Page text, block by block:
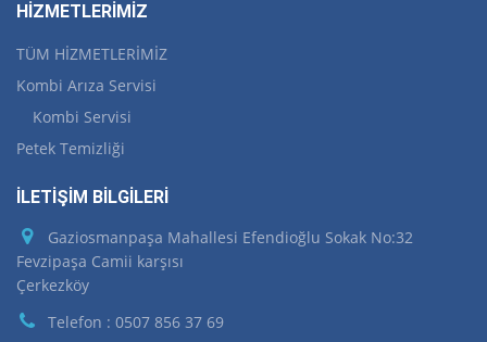
HİZMETLERİMİZ
TÜM HİZMETLERİMİZ
Kombi Arıza Servisi
Kombi Servisi
Petek Temizliği
İLETİŞİM BİLGİLERİ
Gaziosmanpaşa Mahallesi Efendioğlu Sokak No:32
Fevzipaşa Camii karşısı
Çerkezköy
Telefon : 0507 856 37 69